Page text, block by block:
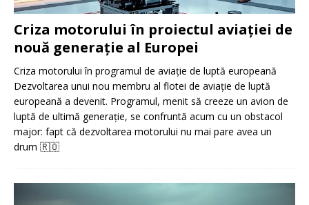
Criza motorului în proiectul aviației de
nouă generație al Europei
Criza motorului în programul de aviație de luptă europeană
Dezvoltarea unui nou membru al flotei de aviație de luptă
europeană a devenit. Programul, menit să creeze un avion de
luptă de ultimă generație, se confruntă acum cu un obstacol
major: fapt că dezvoltarea motorului nu mai pare avea un
drum 🇷🇴